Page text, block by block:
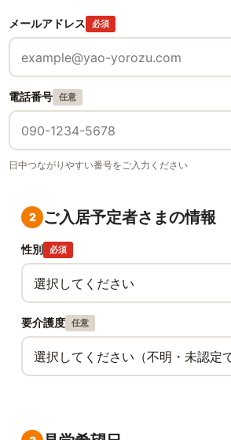
メールアドレス 必須
電話番号 任意
日中つながりやすい番号をご入力ください
2 ご入居予定者さまの情報
性別 必須
要介護度 任意